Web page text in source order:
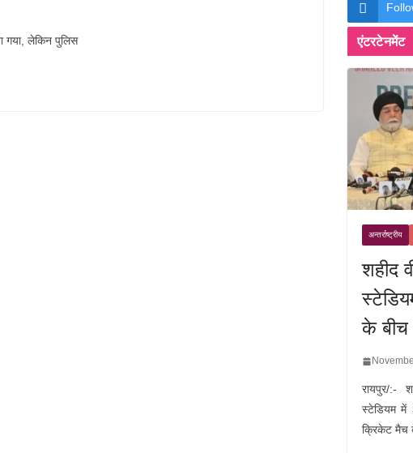
गया, लेकिन पुलिस एंटरटेनमेंट
अन्तर्राष्ट्रीय
शहीद
के बीच
रायपुर/:-
स्टेडियम में
क्रिकेट मैच